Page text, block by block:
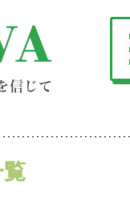
覧